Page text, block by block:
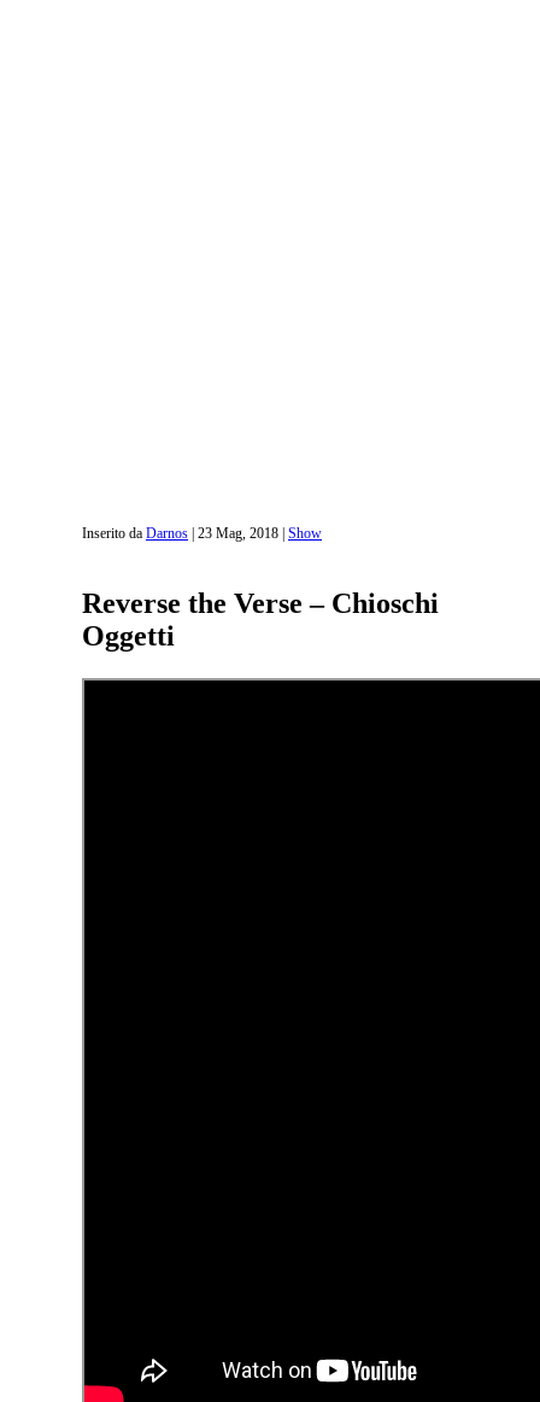
Inserito da Darnos 23 Mag, 2018 Show
Reverse the Verse – Chioschi
Oggetti